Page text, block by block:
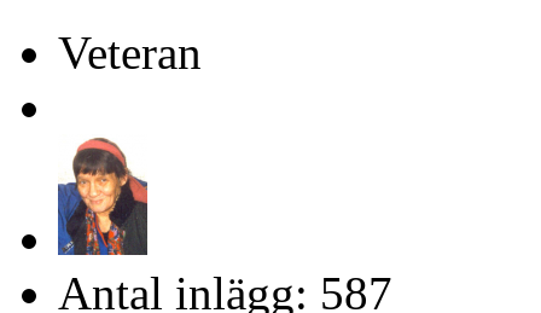
Veteran
Antal inlägg: 587